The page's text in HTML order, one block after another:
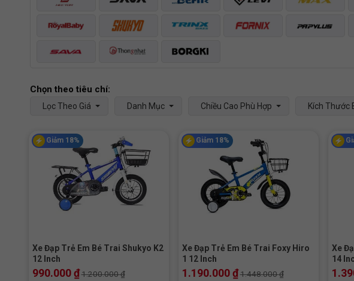
Lọc Theo Giá Danh Mục Chiều Cao Phù Hợp Kích Thước
Giảm 18%
Xe Đạp Trẻ Em Bé Trai Shukyo K2
12 Inch
990.000₫1.200.000₫
Giảm 18%
Xe Đạp Trẻ Em Bé Trai Foxy Hiro
1 12 Inch
1.190.000₫1.448.000₫
Xe
14